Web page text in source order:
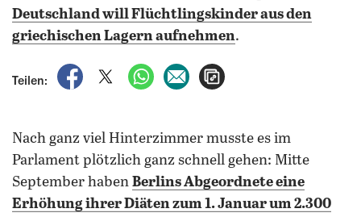
Deutschland will Flüchtlingskinder aus den
griechischen Lagern aufnehmen.
Teilen:
auf Facebook teilen
auf X teilenper WhatsApp teilen
per E-Mail teilen
Nach ganz viel Hinterzimmer musste es im
Parlament plötzlich ganz schnell gehen: Mitte
September haben Berlins Abgeordnete eine
Erhöhung ihrer Diäten zum 1. Januar um 2.300